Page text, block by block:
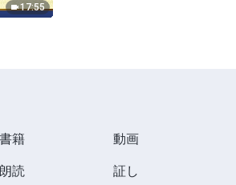
17:55
書籍
動画
朗読
証し